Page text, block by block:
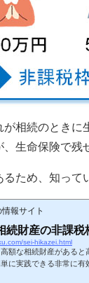
相続のとき
生命保険で残
ため、知って
報サイト
続財産の非課
sei-hikazei.html
額な相続財産がある
に実践できる非常に有